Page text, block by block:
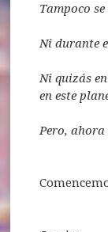
Tampoco
Ni durante
Ni quizás
en este
Pero, ahora